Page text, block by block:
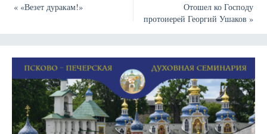
««Везет дуракам!»
Отошел ко Господу
протоиерей Георгий Ушаков»